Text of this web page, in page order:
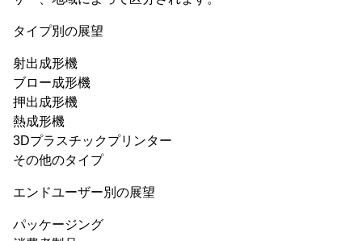
タイプ別の展望
射出成形機
ブロー成形機
押出成形機
熱成形機
3Dプラスチックプリンター
その他のタイプ
エンドユーザー別の展望
パッケージング